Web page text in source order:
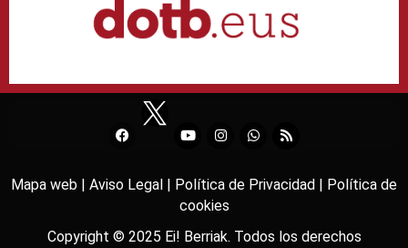
Mapa web | Aviso Legal | Política de Privacidad | Política de
cookies
Copyright © 2025 Ei! Berriak. Todos los derechos